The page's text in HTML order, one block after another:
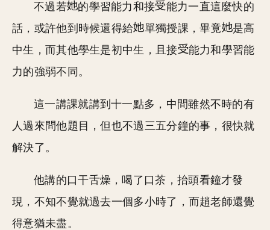
不過若 的學習能力和接
能力一直這麼快的
話，或許他到時候還得給
單獨授課，畢竟
是高
中生，而其他學生是初中生，且接
能力和學習能
力的強弱不同。
這一講課就講到十一點多，中間雖然不時的有
人過來問他題目，但也不過三五分鐘的事，很快就
解決了。
他講的口干舌燥，喝了口茶，抬頭看鐘才發
現，不知不覺就過去一個多小時了，而趙老師還覺
得意猶未盡。